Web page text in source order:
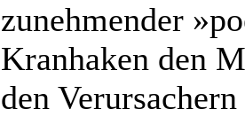
zunehmender
Kranhaken den
den